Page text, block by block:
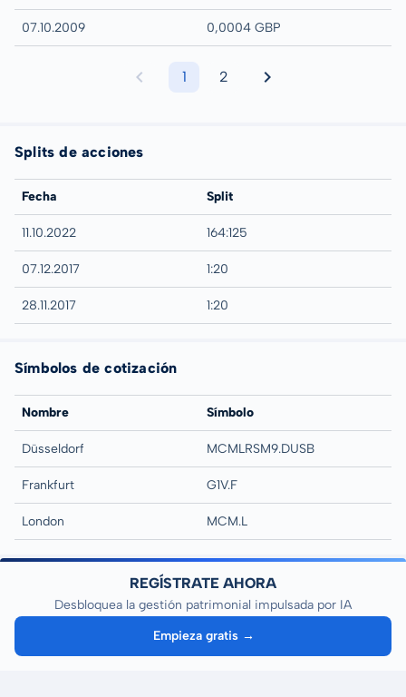
07.10.2009 0,0004 GBP
1 2
Splits de acciones
Fecha Split
11.10.2022 164:125
07.12.2017 1:20
28.11.2017 1:20
Símbolos de cotización
Nombre Símbolo
Düsseldorf MCMLRSM9.DUSB
Frankfurt G1V.F
London MCM.L
REGÍSTRATE AHORA
Desbloquea la gestión patrimonial impulsada por IA
Empieza gratis →